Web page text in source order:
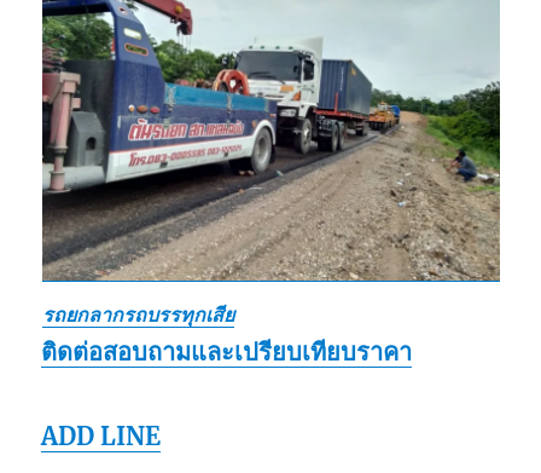
รถยกลากรถบรรทุกเสีย
ติดต่อสอบถามและเปรียบเทียบราคา
ADD LINE